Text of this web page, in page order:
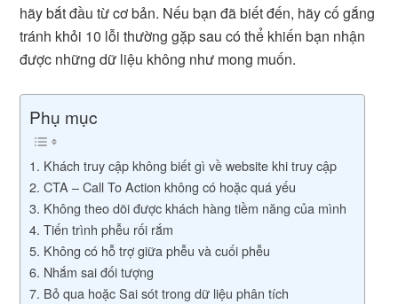
hãy bắt đầu từ cơ bản. Nếu bạn đã biết đến, hãy cố gắng
tránh khỏi 10 lỗi thường gặp sau có thể khiến bạn nhận
được những dữ liệu không như mong muốn.
Phụ mục
1. Khách truy cập không biết gì về website khi truy cập
2. CTA – Call To Action không có hoặc quá yếu
3. Không theo dõi được khách hàng tiềm năng của mình
4. Tiến trình phễu rối rắm
5. Không có hỗ trợ giữa phễu và cuối phễu
6. Nhắm sai đối tượng
7. Bỏ qua hoặc Sai sót trong dữ liệu phân tích